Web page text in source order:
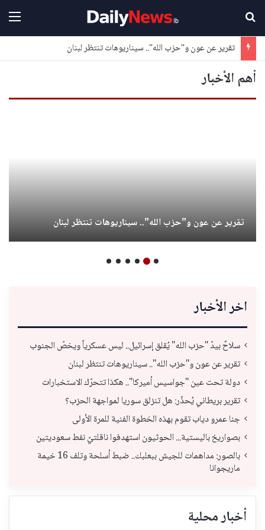
تقرير عن عون و"حزب الله".. سيناريوهات تنتظر لبنان
أهم الأخبار
تقرير عن عون و"حزب الله".. سيناريوهات تنتظر لبنان
اخر الأخبار
سلاحٌ بيدّ "حزب الله" يُقلق إسرائيل.. ليس عسكرياً ويخصّ الجنوب
تقرير عن عون و"حزب الله".. سيناريوهات تنتظر لبنان
دولة تحت عين "جواسيس أميركا".. هكذا تتحرّك الاستخبارات
تقرير بريطاني يُحذّر: هل تنزلق سوريا لمواجهة الحزب؟
جنا عمرو دياب تقوم بهذه الخطوة الفنية للمرة الأولى
بصواريخ باليستية... الحوثيون استهدفوا ناقلتيّ نفط سعوديتين
بالصور: مداهمات للجيش ببعلبك.. ضبط أسلحة وتلف 16 خيمة
ماريجوانا
أخبار محلية